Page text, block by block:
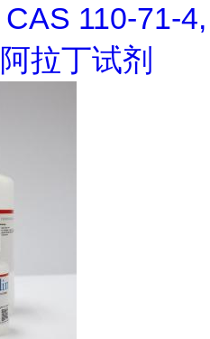
110-71-4,
拉丁试剂